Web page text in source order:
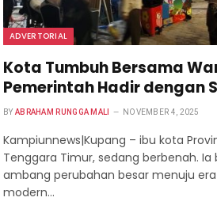
ADVERTORIAL
Kota Tumbuh Bersama
Pemerintah Hadir dengan
BY ABRAHAM RUNGGA MALI NOVEMBER 4, 2025
Kampiunnews|Kupang – ibu kota
Tenggara Timur, sedang berbenah. Ia
ambang perubahan besar menuju
modern…